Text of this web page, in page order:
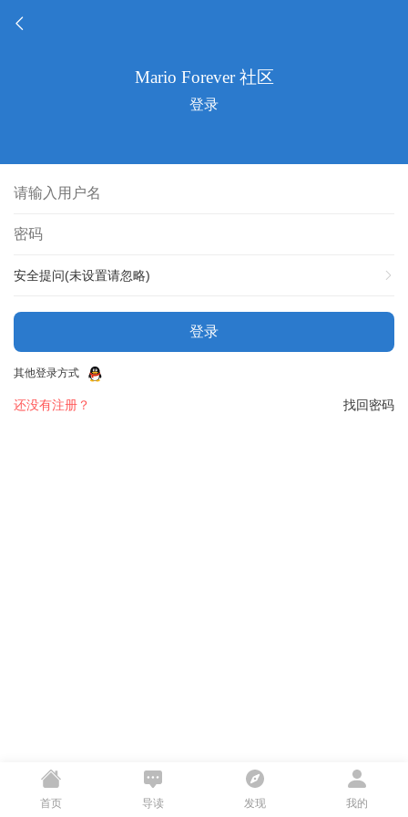
登录
安全提问(未设置请忽略)
登录
其他登录方式
找回密码
还没有注册？
首页 导读 发现 我的